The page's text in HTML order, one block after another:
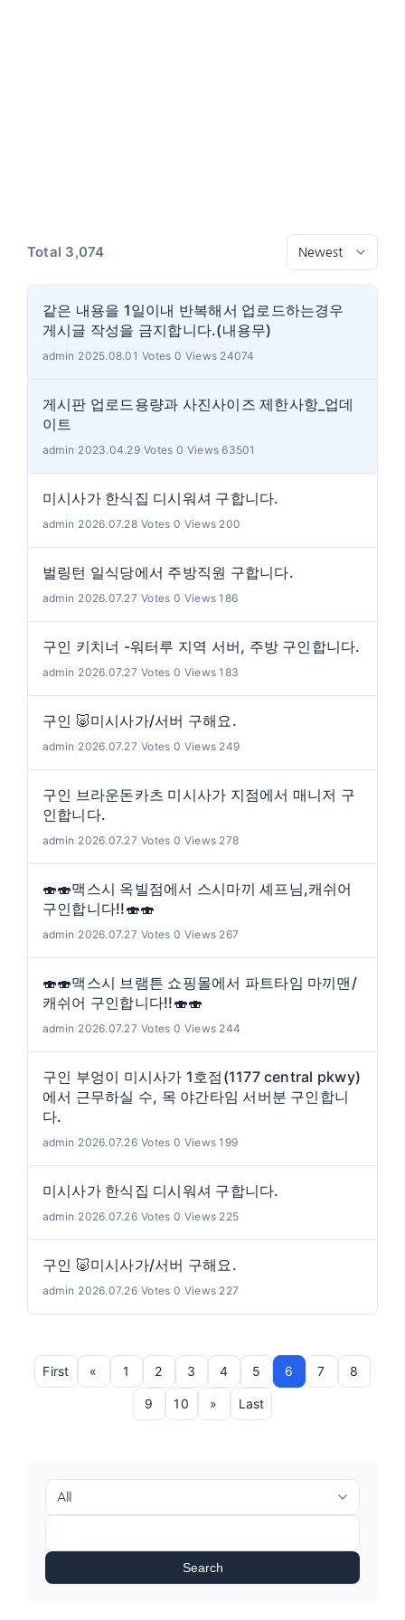
Total 3,074
같은 내용을 1일이내 반복해서 업로드하는경우
게시글 작성을 금지합니다.(내용무)
admin 2025.08.01 |Votes 0 |Views 24074
게시판 업로드용량과 사진사이즈 제한사항_업데
이트
admin 2023.04.29|Votes 0 |Views 63501
미시사가 한식집 디시워셔 구합니다.
admin 2026.07.28|Votes 0 |Views 200
벌링턴 일식당에서 주방직원 구합니다.
admin 2026.07.27 |Votes 0 |Views 186
구인 키치너 -워터루 지역 서버, 주방 구인합니다.
admin 2026.07.27 |Votes 0 |Views 183
구인 🐷미시사가/서버 구해요.
admin 2026.07.27 |Votes 0 |Views 249
구인 브라운돈카츠 미시사가 지점에서 매니저 구
인합니다.
admin 2026.07.27 |Votes 0 |Views 278
🍣🍣맥스시 옥빌점에서 스시마끼 셰프님,캐쉬어
구인합니다!!🍣🍣
admin 2026.07.27 |Votes 0 |Views 267
🍣🍣맥스시 브램튼 쇼핑몰에서 파트타임 마끼맨/
캐쉬어 구인합니다!!🍣🍣
admin 2026.07.27 |Votes 0 |Views 244
구인 부엉이 미시사가 1호점(1177 central pkwy)
에서 근무하실 수, 목 야간타임 서버분 구인합니
다.
admin 2026.07.26|Votes 0 |Views 199
미시사가 한식집 디시워셔 구합니다.
admin 2026.07.26|Votes 0 |Views 225
구인 🐷미시사가/서버 구해요.
admin 2026.07.26|Votes 0 |Views 227
First « 1 2 3 4 5 6 7 8
9 10 » Last
Search